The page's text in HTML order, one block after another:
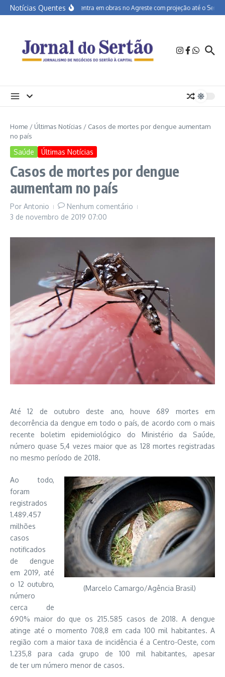
Ir para o conteúdo
Notícias QuentesBR-232 entra em obras no Agreste com projeção até o Sertão
Home / Últimas Notícias / Casos de mortes por dengue aumentam
no país
Saúde Últimas Notícias
Casos de mortes por dengue
aumentam no país
Por Antonio
Nenhum comentário
3 de novembro de 2019 07:00
Até12 de outubro deste ano, houve 689 mortes em
decorrência da dengue em todo o país, de acordo com o mais
recente boletim epidemiológico do Ministério da Saúde,
número quase 5,4 vezes maior que as 128 mortes registradas
no mesmo período de 2018.
(Marcelo Camargo/Agência Brasil)
Ao todo,
foram
registrados
1.489.457
milhões
casos
notificados
de dengue
em 2019, até
o 12 outubro,
número
cerca de
690% maior do que os 215.585 casos de 2018. A dengue
atinge até o momento 708,8 em cada 100 mil habitantes. A
região com a maior taxa de incidência é a Centro-Oeste, com
1.235,8 para cada grupo de 100 mil habitantes, apesar
deter um número menor de casos.